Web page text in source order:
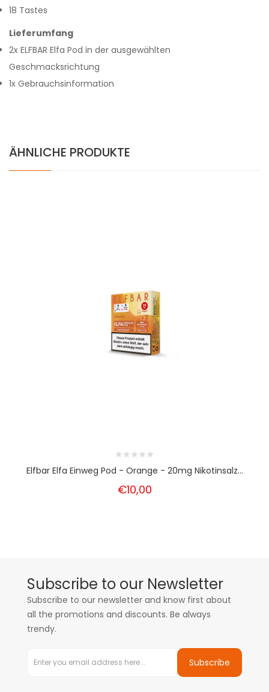
18 Tastes
Lieferumfang
2x ELFBAR Elfa Pod in der ausgewählten
Geschmacksrichtung
1x Gebrauchsinformation
ÄHNLICHE PRODUKTE
Elfbar Elfa Einweg Pod - Orange - 20mg Nikotinsalz...
€10,00
Subscribe to our Newsletter
Subscribe to our newsletter and know first about
all the promotions and discounts. Be always
trendy.
Subscribe